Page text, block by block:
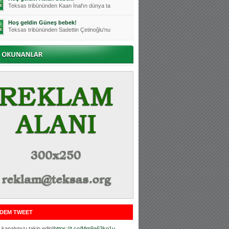
Teksas tribününden Kaan İnal'ın dünya ta
Hoş geldin Güneş bebek!
Teksas tribününden Sadettin Çetinoğlu'nu
Mutluluklar Ceyhun Tetik
Teksas tribünlerinin sevilen isimlerinde
Bursasporumuzun önü açılsın is
Hoş geldin Alaz Bebek!
Teksas.org sistem yöneticisi, ekibimizin
Hoş geldin Göktuğ Bebek!
Teksas.org ekibimizden ve tribünlerimizi
Teksas tribünlerinden Basri İleri'nin dü
Hoş geldin Kerem Bebek!
Tribünlerimizden Mesut Ulusoy'un (Duka)
TWEET